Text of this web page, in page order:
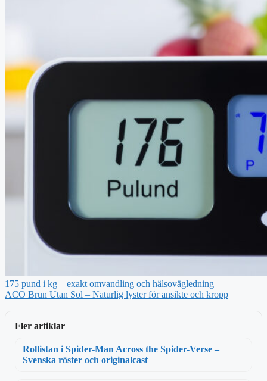
175 pund i kg – exakt omvandling och hälsovägledning
ACO Brun Utan Sol – Naturlig lyster för ansikte och kropp
Fler artiklar
Rollistan i Spider-Man Across the Spider-Verse –
Svenska röster och originalcast